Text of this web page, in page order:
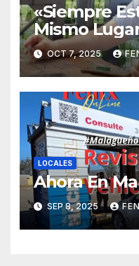
«Siempre
Mismo
Carreño-
OCT 7, 2025
LOCALES
Ahora En
SEP 8, 2025